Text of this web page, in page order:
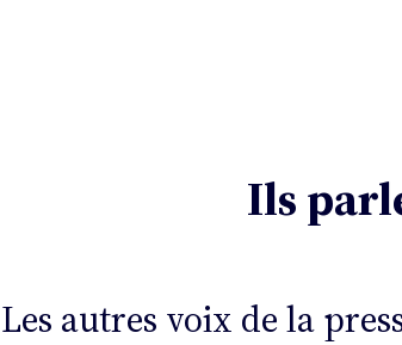
Ils
Les autres voix de la